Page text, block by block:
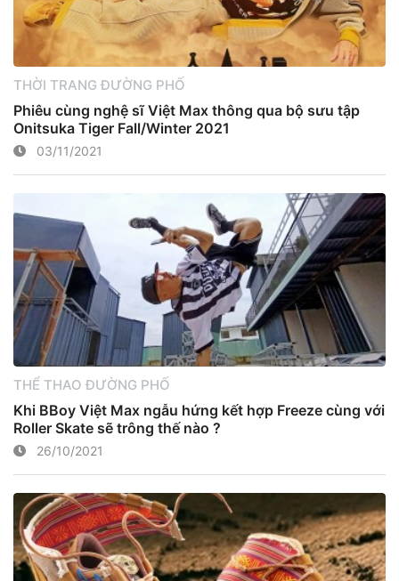
THỜI TRANG ĐƯỜNG PHỐ
Phiêu cùng nghệ sĩ Việt Max thông qua bộ sưu tập
Onitsuka Tiger Fall/Winter 2021
03/11/2021
THỂ THAO ĐƯỜNG PHỐ
Khi BBoy Việt Max ngẫu hứng kết hợp Freeze cùng với
Roller Skate sẽ trông thế nào ?
26/10/2021